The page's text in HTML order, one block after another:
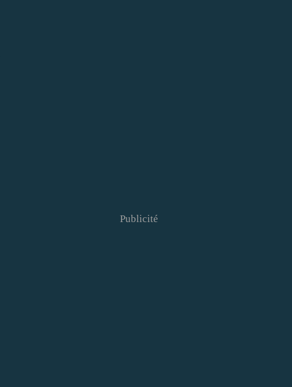
Publicité